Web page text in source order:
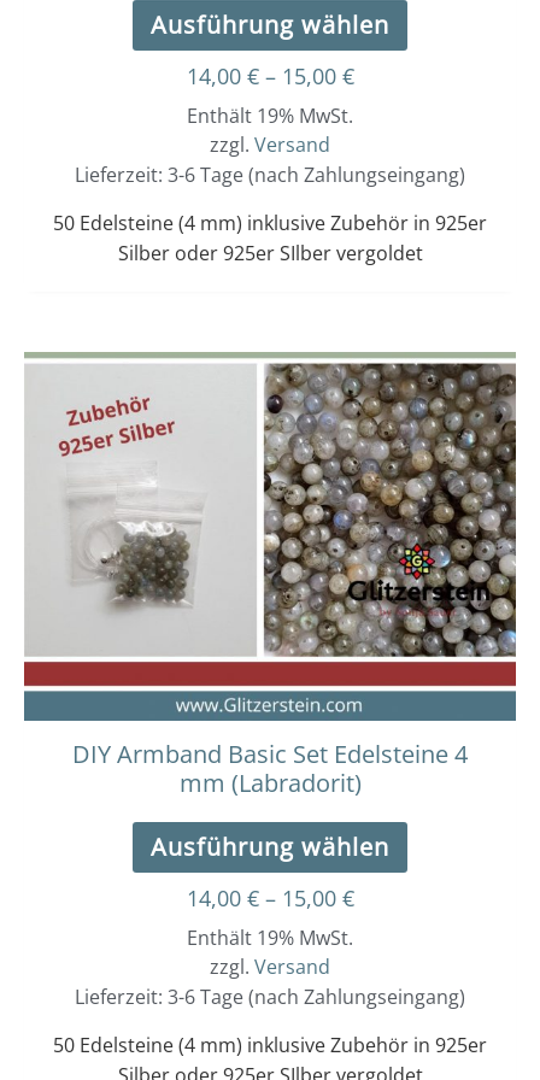
Ausführung wählen
14,00 € – 15,00 €
Enthält 19% MwSt.
zzgl. Versand
Lieferzeit: 3-6 Tage (nach Zahlungseingang)
50 Edelsteine (4 mm) inklusive Zubehör in 925er
Silber oder 925er SIlber vergoldet
DIY Armband Basic Set Edelsteine 4
mm (Labradorit)
Ausführung wählen
Dieses
Produkt
weist
mehrere
Varianten
auf.
Die
Optionen
können
auf
der
werden
14,00 € – 15,00 €
Preisspanne:
14,00 €
bis
15,00 €
Enthält 19% MwSt.
zzgl. Versand
Lieferzeit: 3-6 Tage (nach Zahlungseingang)
50 Edelsteine (4 mm) inklusive Zubehör in 925er